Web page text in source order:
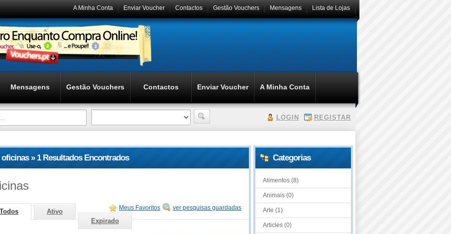
Lista de Lojas
Mensagens
Gestão Vouchers
Contactos
Enviar Voucher
A Minha Conta
Mensagens Gestão Vouchers Contactos Enviar Voucher A Minha Conta
LOGIN REGISTAR
oficinas » 1 Resultados Encontrados
ver pesquisas guardadas
Meus Favoritos
Todos
Ativo
Expirado
Categorias
Alimentos (8)
Animais (0)
Arte (1)
Articles (0)